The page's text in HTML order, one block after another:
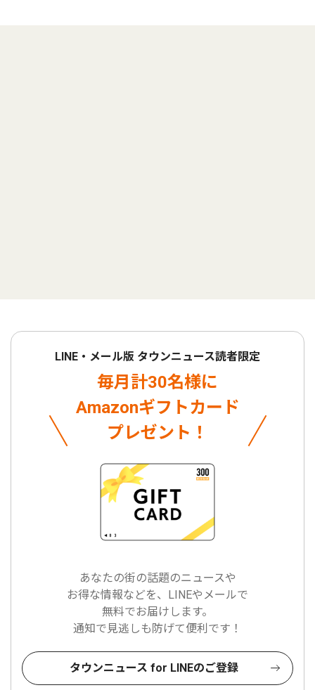
LINE・メール版 タウンニュース読者限定
毎月計30名様に
Amazonギフトカード
プレゼント！
あなたの街の話題のニュースや
お得な情報などを、LINEやメールで
無料でお届けします。
通知で見逃しも防げて便利です！
タウンニュース for LINEのご登録